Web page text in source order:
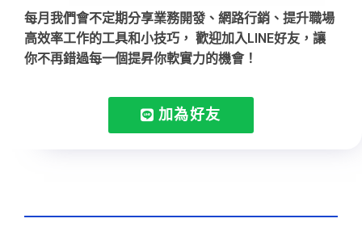
每月我們會不定期分享業務開發、網路行銷、提升職場
高效率工作的工具和小技巧， 歡迎加入LINE好友，讓
你不再錯過每一個提昇你軟實力的機會！
加為好友